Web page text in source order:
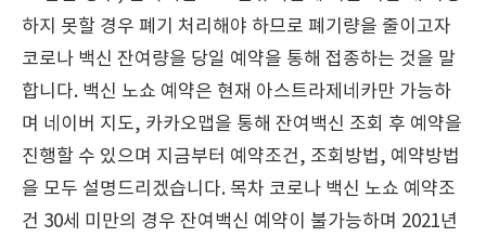
하지 못할 경우 폐기 처리해야 하므로 폐기량을 줄이고자
코로나 백신 잔여량을 당일 예약을 통해 접종하는 것을 말
합니다. 백신 노쇼 예약은 현재 아스트라제네카만 가능하
며 네이버 지도, 카카오맵을 통해 잔여백신 조회 후 예약을
진행할 수 있으며 지금부터 예약조건, 조회방법, 예약방법
을 모두 설명드리겠습니다. 목차 코로나 백신 노쇼 예약조
건 30세 미만의 경우 잔여백신 예약이 불가능하며 2021년